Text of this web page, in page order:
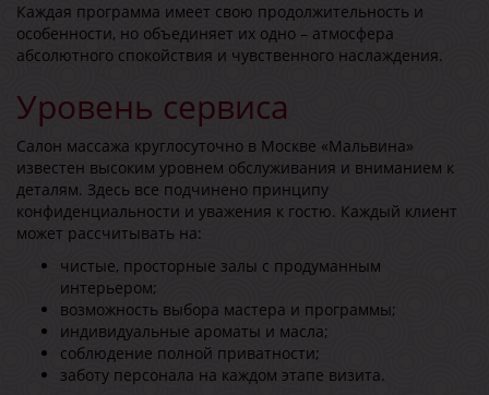
Каждая программа имеет свою продолжительность и
особенности, но объединяет их одно – атмосфера
абсолютного спокойствия и чувственного наслаждения.
Уровень сервиса
Салон массажа круглосуточно в Москве «Мальвина»
известен высоким уровнем обслуживания и вниманием к
деталям. Здесь все подчинено принципу
конфиденциальности и уважения к гостю. Каждый клиент
может рассчитывать на:
чистые, просторные залы с продуманным
интерьером;
возможность выбора мастера и программы;
индивидуальные ароматы и масла;
соблюдение полной приватности;
заботу персонала на каждом этапе визита.